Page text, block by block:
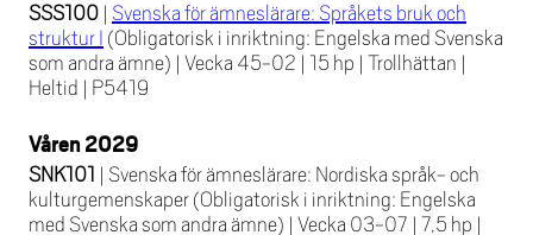
SSS100 | Svenska för ämneslärare: Språkets bruk och
struktur I (Obligatorisk i inriktning: Engelska med Svenska
som andra ämne) | Vecka 45-02 | 15 hp | Trollhättan |
Heltid | P5419
Våren 2029
SNK101 | Svenska för ämneslärare: Nordiska språk- och
kulturgemenskaper (Obligatorisk i inriktning: Engelska
med Svenska som andra ämne) | Vecka 03-07 | 7,5 hp |